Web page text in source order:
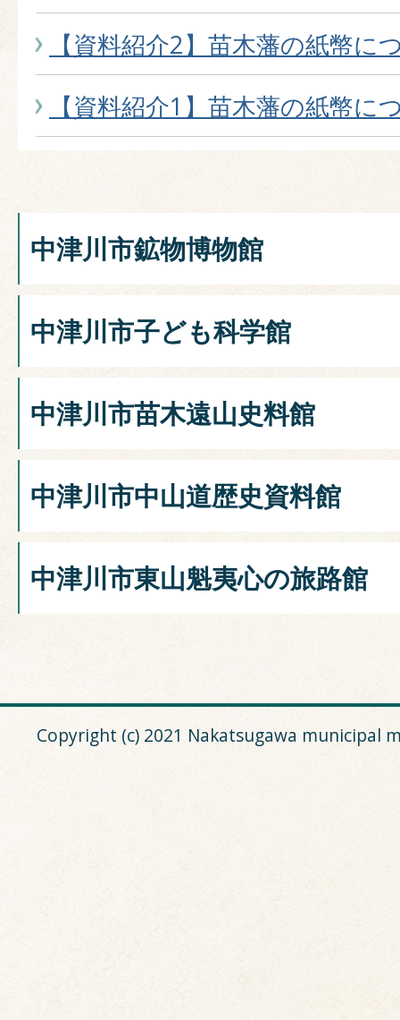
【資料紹介2】苗木藩の紙幣に
【資料紹介1】苗木藩の紙幣に
中津川市鉱物博物館
中津川市子ども科学館
中津川市苗木遠山史料館
中津川市中山道歴史資料館
中津川市東山魁夷心の旅路館
Copyright (c) 2021 Nakatsugawa municipal